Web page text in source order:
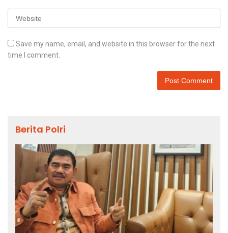
Save my name, email, and website in this browser for the next
time I comment.
Berita Polri